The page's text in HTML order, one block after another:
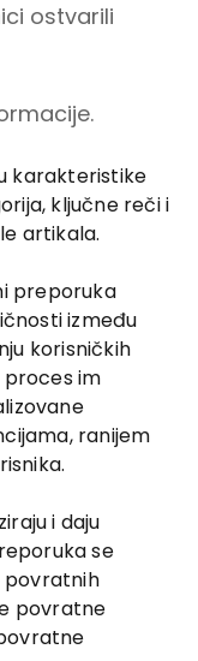
ostvarili
karakteristike
ključne reči i
artikala.
preporuka
između
korisničkih
im
ranijem
i daju
se
povratnih
povratne